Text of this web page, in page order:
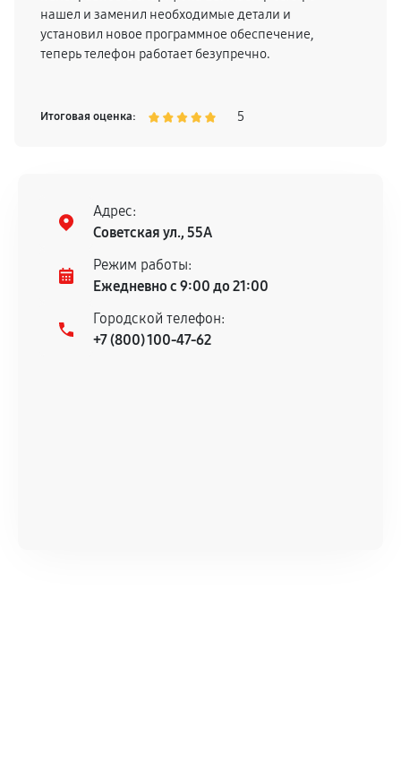
нашел и заменил необходимые детали и
установил новое программное обеспечение,
теперь телефон работает безупречно.
Итоговая оценка: 5
Адрес:
Советская ул., 55А
Режим работы:
Ежедневно с 9:00 до 21:00
Городской телефон:
+7 (800) 100-47-62